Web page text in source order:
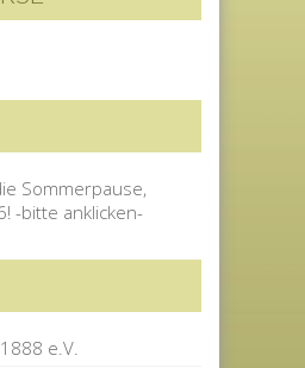
Sommerpause,
-bitte anklicken-
e.V.